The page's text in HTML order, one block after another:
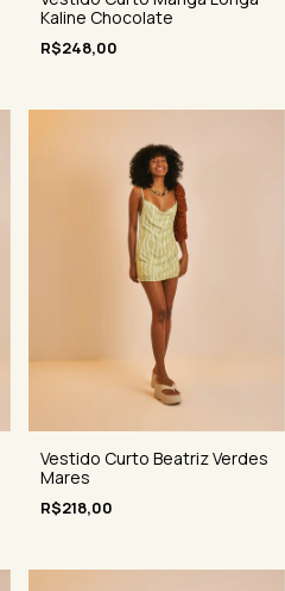
Kaline Chocolate
R$248,00
Vestido Curto Beatriz Verdes
Mares
R$218,00